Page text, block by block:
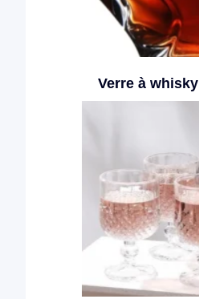
Verre à whisky